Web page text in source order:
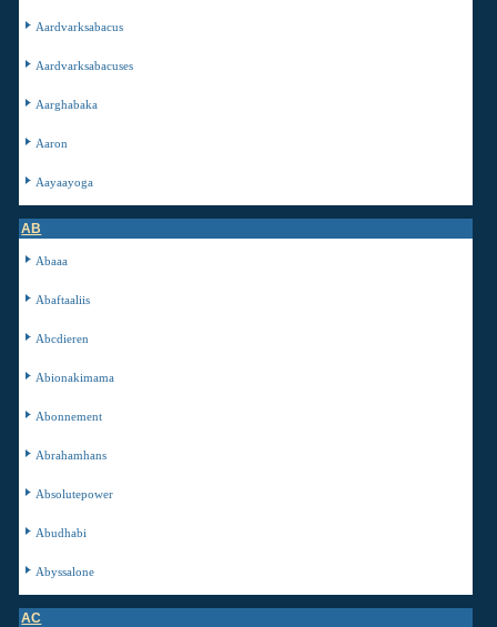
Aardvarksabacus
Aardvarksabacuses
Aarghabaka
Aaron
Aayaayoga
AB
Abaaa
Abaftaaliis
Abcdieren
Abionakimama
Abonnement
Abrahamhans
Absolutepower
Abudhabi
Abyssalone
AC